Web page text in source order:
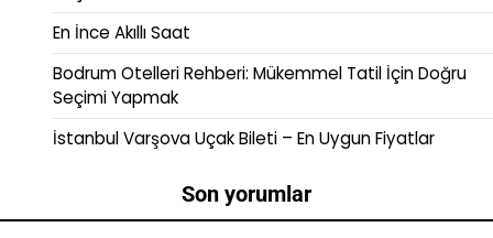
En İnce Akıllı Saat
Bodrum Otelleri Rehberi: Mükemmel Tatil İçin Doğru
Seçimi Yapmak
İstanbul Varşova Uçak Bileti – En Uygun Fiyatlar
Son yorumlar